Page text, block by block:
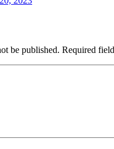
be published. Required